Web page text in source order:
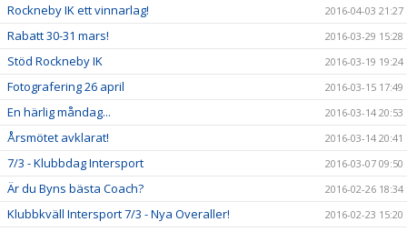
Rockneby IK ett vinnarlag! 2016-04-03 21:27
Rabatt 30-31 mars! 2016-03-29 15:28
Stöd Rockneby IK 2016-03-19 19:24
Fotografering 26 april 2016-03-15 17:49
En härlig måndag... 2016-03-14 20:53
Årsmötet avklarat! 2016-03-14 20:41
7/3 - Klubbdag Intersport 2016-03-07 09:50
Är du Byns bästa Coach? 2016-02-26 18:34
Klubbkväll Intersport 7/3 - Nya Overaller! 2016-02-23 15:20